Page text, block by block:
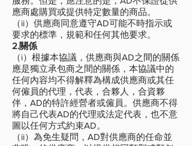
應商處購買或提供特定數量的商品。
（ii）供應商同意遵守AD可能不時指示或
要求的標準，規範和任何其他要求。
2.關係
（i）根據本協議，供應商與AD之間的關係
應是獨立承包商之間的關係，本協議中的
任何內容均不得解釋為構成供應商或其任
何僱員的代理，代表，合夥人，合資夥
伴，AD的特許經營者或僱員。供應商不得
將自己代表AD的代理或法定代表，也不意
圖以任何方式約束AD。
（ii）為免生疑問，AD對供應商的任命並